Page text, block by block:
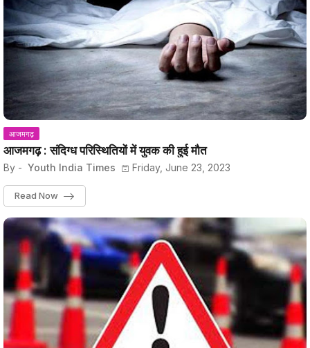
आजमगढ़
आजमगढ़ : संदिग्ध परिस्थितियों में युवक की हुई मौत
By - Youth India Times Friday, June 23, 2023
Read Now